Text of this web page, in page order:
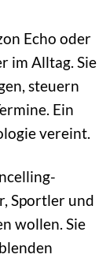
Echo oder
im Alltag. Sie
steuern
Ein
vereint.
Sportler und
wollen. Sie